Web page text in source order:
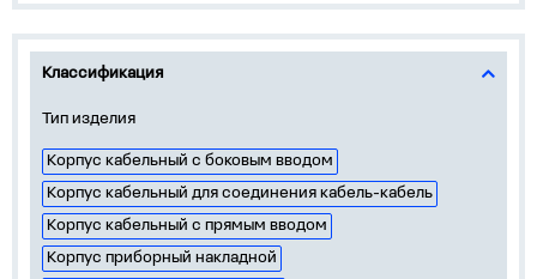
Классификация
Тип изделия
Корпус кабельный c боковым вводом
Корпус кабельный для соединения кабель-кабель
Корпус кабельный с прямым вводом
Корпус приборный накладной